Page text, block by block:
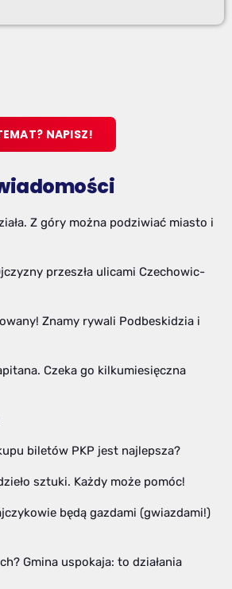
NAPISZ!
Z góry można podziwiać miasto i
przeszła ulicami Czechowic-
Znamy rywali Podbeskidzia i
Czeka go kilkumiesięczna
biletów PKP jest najlepsza?
sztuki. Każdy może pomóc!
będą gazdami (gwiazdami!)
Gmina uspokaja: to działania